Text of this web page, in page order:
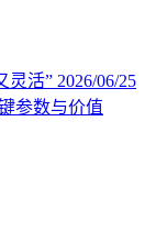
灵活” 2026/06/25
参数与价值